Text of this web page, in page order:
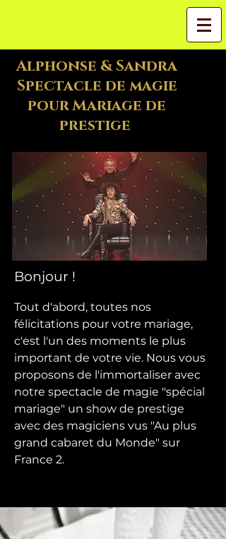
Alphonse & Sandra
Spectacle de magie
pour Mariage de
prestige
Bonjour !
Tout d'abord, toutes nos
félicitations pour votre mariage,
c'est l'un des moments le plus
important de votre vie. Nous vous
proposons de l'immortaliser avec
notre spectacle de magie "spécial
mariage" un show de prestige
avec des magiciens vus "Au plus
grand cabaret du Monde" sur
France 2.